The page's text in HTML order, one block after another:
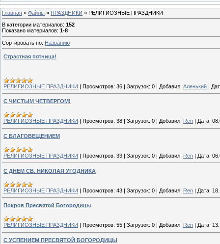
Главная » Файлы » ПРАЗДНИКИ » РЕЛИГИОЗНЫЕ ПРАЗДНИКИ
В категории материалов: 152
Показано материалов: 1-8
Сортировать по: Названию
Страстная пятница!
РЕЛИГИОЗНЫЕ ПРАЗДНИКИ | Просмотров: 36 | Загрузок: 0 | Добавил: Аленький |
С ЧИСТЫМ ЧЕТВЕРГОМ!
РЕЛИГИОЗНЫЕ ПРАЗДНИКИ Просмотров: 38 Загрузок: 0 Добавил: Ren Дата:
С БЛАГОВЕЩЕНИЕМ
РЕЛИГИОЗНЫЕ ПРАЗДНИКИ | Просмотров: 33 | Загрузок: 0 | Добавил: Ren | Дата:
С ДНЕМ СВ. НИКОЛАЯ УГОДНИКА
РЕЛИГИОЗНЫЕ ПРАЗДНИКИ | Просмотров: 43 | Загрузок: 0 | Добавил: Ren | Дата:
Покров Пресвятой Богородицы
РЕЛИГИОЗНЫЕ ПРАЗДНИКИ Просмотров: 55 Загрузок: 0 Добавил: Ren Дата:
С УСПЕНИЕМ ПРЕСВЯТОЙ БОГОРОДИЦЫ